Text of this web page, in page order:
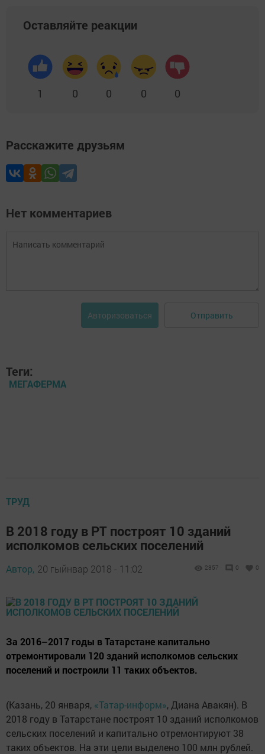
Оставляйте реакции
1 0 0 0 0
Расскажите друзьям
Нет комментариев
Авторизоваться Отправить
Теги:
МЕГАФЕРМА
ТРУД
В 2018 году в РТ построят 10 зданий
исполкомов сельских поселений
Автор, 20 гыйнвар 2018 - 11:02 2357 0 0
За 2016–2017 годы в Татарстане капитально
отремонтировали 120 зданий исполкомов сельских
поселений и построили 11 таких объектов.
(Казань, 20 января, «Татар-информ», Диана Авакян). В
2018 году в Татарстане построят 10 зданий исполкомов
сельских поселений и капитально отремонтируют 38
таких объектов. На эти цели выделено 100 млн рублей.